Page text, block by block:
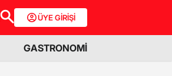
ÜYE GİRİŞİ
GASTRONOMİ